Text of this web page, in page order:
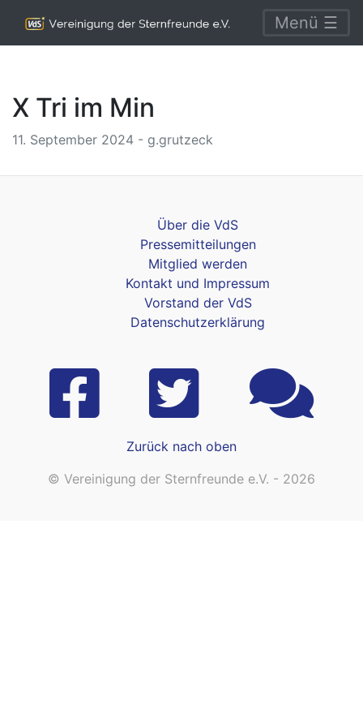
Menü ☰
X Tri im Min
11. September 2024 - g.grutzeck
Über die VdS
Pressemitteilungen
Mitglied werden
Kontakt und Impressum
Vorstand der VdS
Datenschutzerklärung
Zurück nach oben
© Vereinigung der Sternfreunde e.V. - 2026